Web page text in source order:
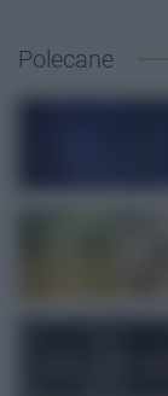
Polecane